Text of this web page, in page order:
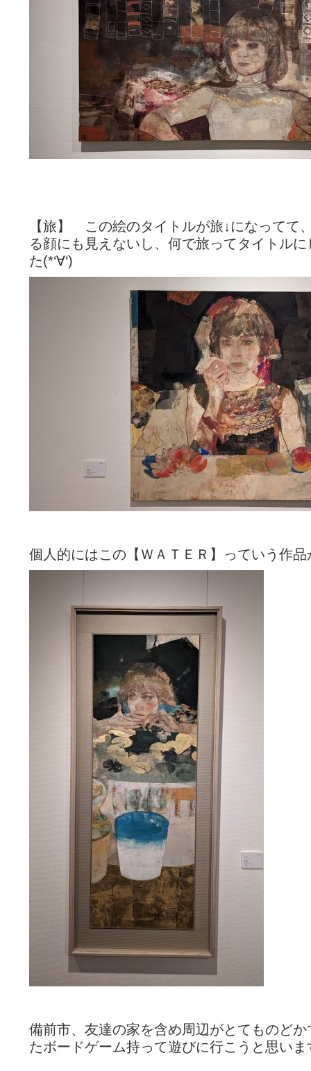
【旅】 この絵のタイトルが旅↓になってて
る顔にも見えないし、何で旅ってタイトル
た(*‘∀‘)
個人的にはこの【ＷＡＴＥＲ】っていう作
備前市、友達の家を含め周辺がとてものど
たボードゲーム持って遊びに行こうと思いま